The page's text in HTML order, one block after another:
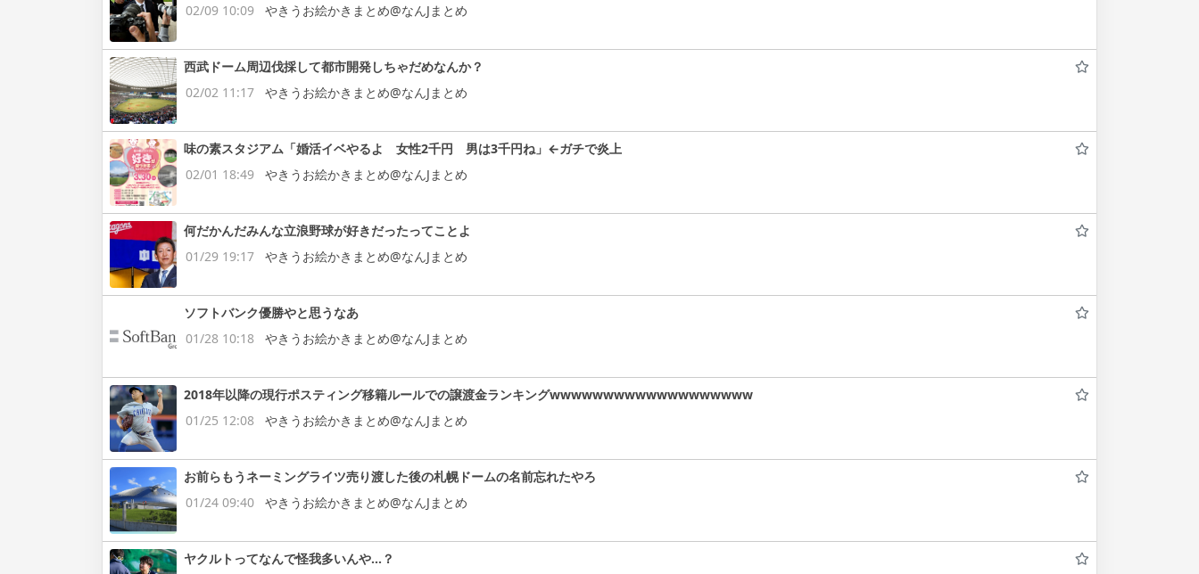
02/09 10:09
やきうお絵かきまとめ@なんJまとめ
西武ドーム周辺伐採して都市開発しちゃだめなんか？
02/02 11:17
やきうお絵かきまとめ@なんJまとめ
味の素スタジアム「婚活イベやるよ 女性2千円 男は3千円ね」←ガチで炎上
02/01 18:49
やきうお絵かきまとめ@なんJまとめ
何だかんだみんな立浪野球が好きだったってことよ
01/29 19:17
やきうお絵かきまとめ@なんJまとめ
ソフトバンク優勝やと思うなあ
01/28 10:18
やきうお絵かきまとめ@なんJまとめ
2018年以降の現行ポスティング移籍ルールでの譲渡金ランキングwwwwwwwwwwwwwwwwwww
01/25 12:08
やきうお絵かきまとめ@なんJまとめ
お前らもうネーミングライツ売り渡した後の札幌ドームの名前忘れたやろ
01/24 09:40
やきうお絵かきまとめ@なんJまとめ
ヤクルトってなんで怪我多いんや…？